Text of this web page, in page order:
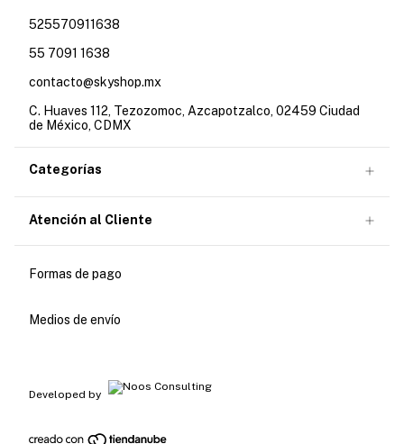
525570911638
55 7091 1638
contacto@skyshop.mx
C. Huaves 112, Tezozomoc, Azcapotzalco, 02459 Ciudad
de México, CDMX
Categorías
Atención al Cliente
Formas de pago
Medios de envío
Developed by